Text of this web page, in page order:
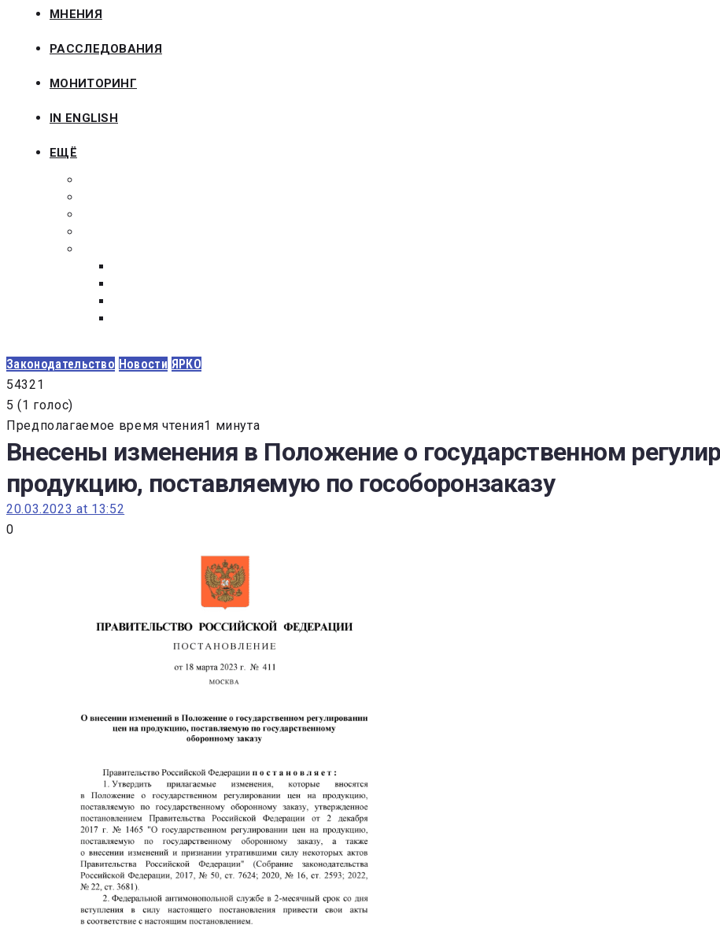
МНЕНИЯ
РАССЛЕДОВАНИЯ
МОНИТОРИНГ
IN ENGLISH
ЕЩЁ
Законодательство Новости ЯРКО
54321
5 (1 голос)
Предполагаемое время чтения1 минута
Внесены изменения в Положение о государственном
продукцию, поставляемую по гособоронзаказу
20.03.2023 at 13:52
0